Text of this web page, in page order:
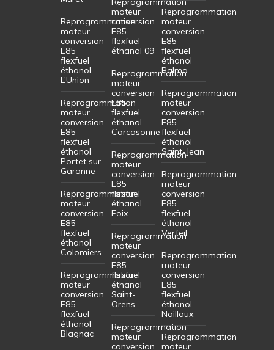
Reprogrammation
moteur
conversion
E85
flexfuel
éthanol
L’Union
Reprogrammation
moteur
conversion
E85
flexfuel
éthanol
Portet sur
Garonne
Reprogrammation
moteur
conversion
E85
flexfuel
éthanol
Colomiers
Reprogrammation
moteur
conversion
E85
flexfuel
éthanol
Blagnac
moteur
conversion
E85
flexfuel
éthanol 09
Reprogrammation
moteur
conversion
E85
flexfuel
éthanol
Carcasonne
Reprogrammation
moteur
conversion
E85
flexfuel
éthanol
Foix
Reprogrammation
moteur
conversion
E85
flexfuel
éthanol
Saint-
Orens
Reprogrammation
moteur
conversion
Reprogrammation
moteur
conversion
E85
flexfuel
éthanol
Balma
Reprogrammation
moteur
conversion
E85
flexfuel
éthanol
Saint-Jean
Reprogrammation
moteur
conversion
E85
flexfuel
éthanol
Verfeil
Reprogrammation
moteur
conversion
E85
flexfuel
éthanol
Nailloux
Reprogrammation
moteur